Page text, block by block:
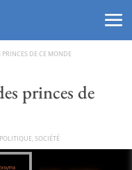
DE CE MONDE
princes de
POLITIQUE, SOCIÉTÉ